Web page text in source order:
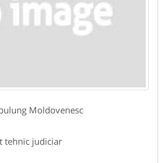
Moldovenesc
tehnic judiciar